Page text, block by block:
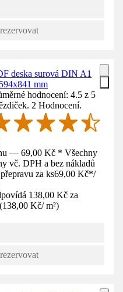
deska surová DIN A1
mm
hodnocení: 4.5 z 5
2 Hodnocení.
— 69,00 Kč * Všechny
vč. DPH a bez nákladů
za ks69,00 Kč*/
138,00 Kč za
(138,00 Kč/ m²)